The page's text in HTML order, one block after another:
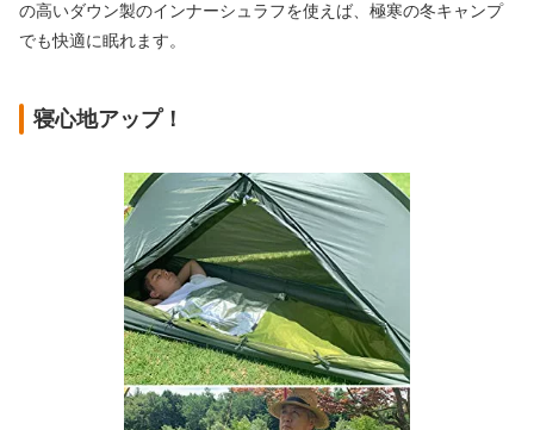
の高いダウン製のインナーシュラフを使えば、極寒の冬キャンプ
でも快適に眠れます。
寝心地アップ！